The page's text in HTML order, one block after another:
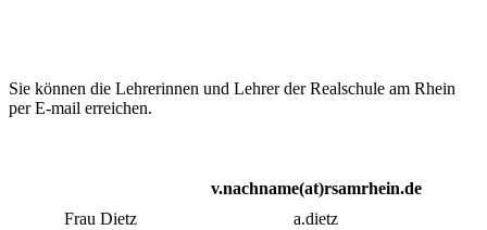
Sie können die Lehrerinnen und Lehrer der Realschule am Rhein
per E-mail erreichen.
v.nachname(at)rsamrhein.de
Frau Dietz
a.dietz